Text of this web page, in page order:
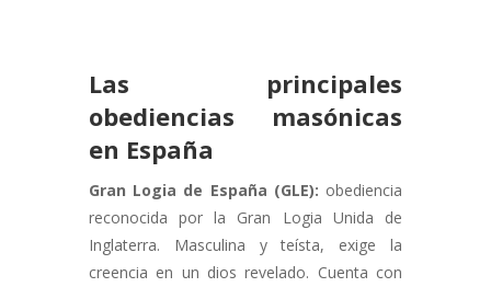
Las principales
obediencias masónicas
en España
Gran Logia de España (GLE): obediencia
reconocida por la Gran Logia Unida de
Inglaterra. Masculina y teísta, exige la
creencia en un dios revelado. Cuenta con